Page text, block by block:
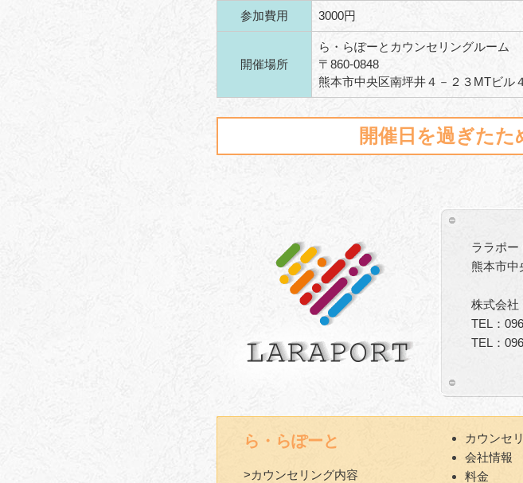
参加費用 3000円
開催場所
ら・らぽーとカウンセリングルーム
〒 860-0848
熊本市中央区南坪井４－２３MTビル
開催日を過ぎた
ララポー
熊本市中
株式会
TEL：
TEL：
ら・らぽーと
>カウンセリング内容
カウンセ
会社情報
料金